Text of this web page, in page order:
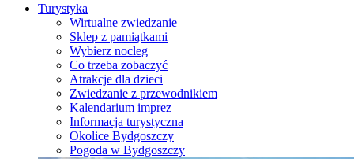
Turystyka
Wirtualne zwiedzanie
Sklep z pamiątkami
Wybierz nocleg
Co trzeba zobaczyć
Atrakcje dla dzieci
Zwiedzanie z przewodnikiem
Kalendarium imprez
Informacja turystyczna
Okolice Bydgoszczy
Pogoda w Bydgoszczy